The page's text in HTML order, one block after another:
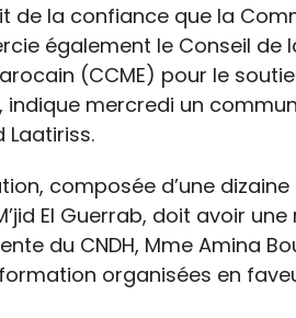
de la confiance que la
également le Conseil de
(CCME) pour le
mercredi un
Laatiriss.
composée d’une dizaine
El Guerrab, doit avoir
du CNDH, Mme Amina
organisées en